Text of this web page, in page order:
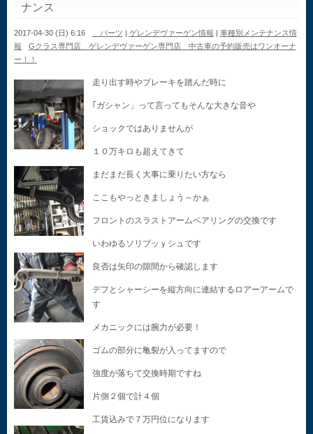
ナンス
2017-04-30 (日) 6:16 パーツ | ゲレンデヴァーゲン情報 | 車種別メンテナンス情
報
Gクラス専門店 ゲレンデヴァーゲン専門店 中古車の予約販売はワンオーナ
ー！！
走り出す時やブレーキを踏んだ時に
｢ガシャン」って言ってもそんな大きな音や
ショックではありませんが
１０万キロも超えてきて
まだまだ長く大事に乗りたい方なら
ここもやっときましょう～かぁ
フロントのスラストアームベアリングの交換です
いわゆるソリブッｙシュです
良否は矢印の隙間から確認します
デフとシャーシーを縦方向に連結するロアーアームで
す
メカニックには腕力が必要！
ゴムの部分に亀裂が入ってますので
強度が落ちて交換時期ですね
片側２個で計４個
工賃込みで７万円位になります